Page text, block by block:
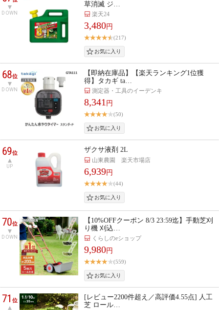
DOWN
草消滅 ジ…
楽天24
3,480円
(217)
68位
DOWN
【即納在庫品】【楽天ランキング1位獲
得】タカギ ta…
測定器・工具のイーデンキ
8,341 円
(50)
69位
UP
ザクサ液剤 2L
山東農園 楽天市場店
6,939円
(44)
70位
DOWN
【10%OFFクーポン 8/3 23:59迄】手動芝刈
り機 刈込…
くらしのeショップ
9,980円
(559)
71位
[レビュー2200件超え／高評価4.55点] 人工
芝 ロール…